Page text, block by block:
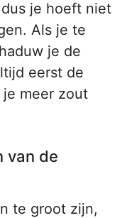
je hoeft niet
Als je te
je de
eerst de
meer zout
van de
te groot zijn,